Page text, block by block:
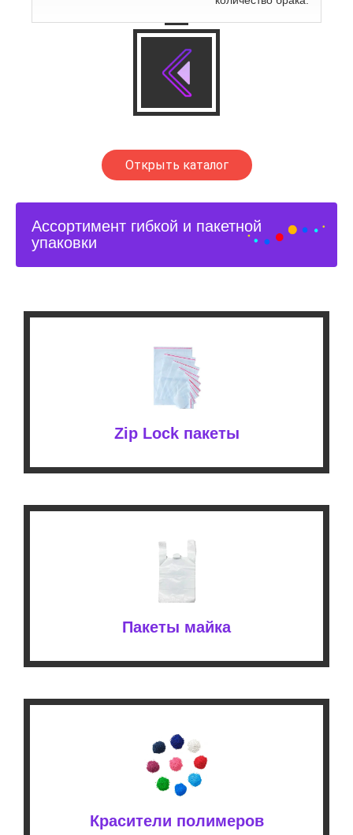
Открыть каталог
Ассортимент гибкой и пакетной
упаковки
Zip Lock пакеты
Пакеты майка
Красители полимеров